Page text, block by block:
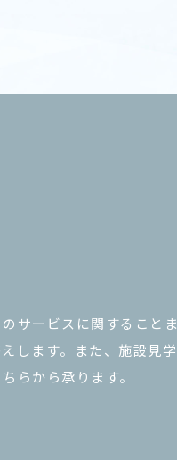
サービスに関することま
します。また、施設見学
らから承ります。